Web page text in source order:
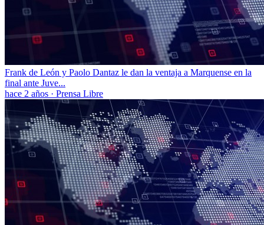
Frank de León y Paolo Dantaz le dan la ventaja a Marquense en la
final ante Juve...
hace 2 años · Prensa Libre